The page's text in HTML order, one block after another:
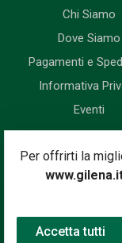
Per offrirti la
Accetta tutti
Chi Siamo
Dove Siamo
Pagamenti e
Informativa
Eventi
Iscriviti subito alla
Indirizzo Email